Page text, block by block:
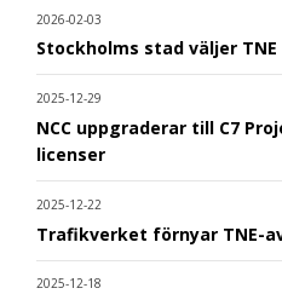
2026-02-03
Stockholms stad väljer
2025-12-29
NCC uppgraderar till C7
licenser
2025-12-22
Trafikverket förnyar TNE-
2025-12-18